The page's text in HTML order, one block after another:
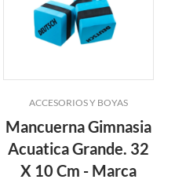
ACCESORIOS Y BOYAS
Mancuerna Gimnasia
Acuatica Grande. 32
X 10 Cm - Marca